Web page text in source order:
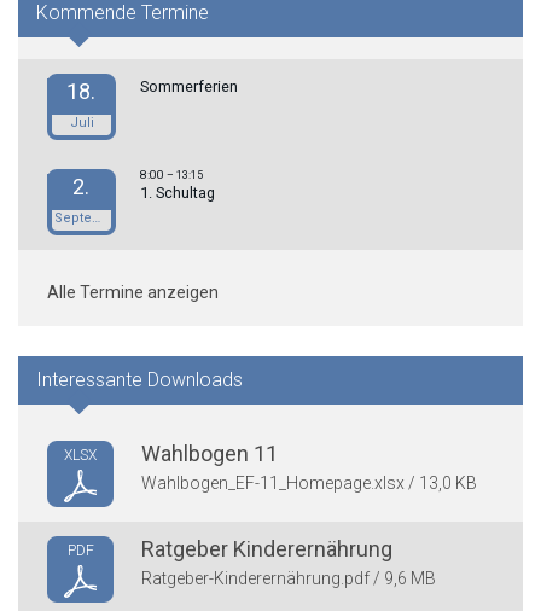
Kommende Termine
18.
Juli
Sommerferien
2.
September
8:00– 13:15
1. Schultag
Alle Termine anzeigen
Interessante Downloads
XLSX Wahlbogen 11
Wahlbogen_EF-11_Homepage.xlsx / 13,0 KB
PDF Ratgeber Kinderernährung
Ratgeber-Kinderernährung.pdf / 9,6 MB